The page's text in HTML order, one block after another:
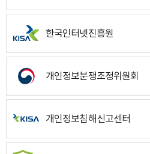
한국인터넷진흥원
개인정보분쟁조정위원회
개인정보침해신고센터